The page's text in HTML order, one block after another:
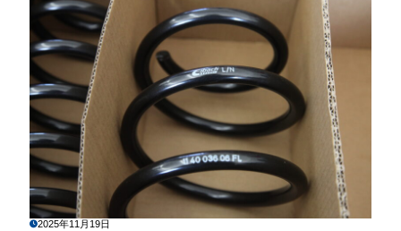
2025年11月19日